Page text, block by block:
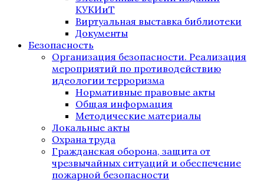
КУКИиТ
Виртуальная выставка библиотеки
Документы
Безопасность
Организация безопасности. Реализация
мероприятий по противодействию
идеологии терроризма
Нормативные правовые акты
Общая информация
Методические материалы
Локальные акты
Охрана труда
Гражданская оборона, защита от
чрезвычайных ситуаций и обеспечение
пожарной безопасности